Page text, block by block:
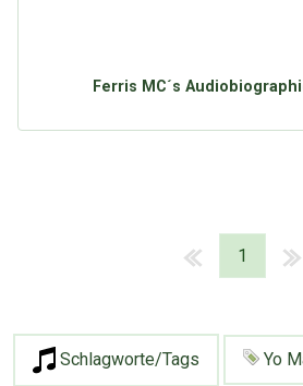
Ferris MC´s
1
Schlagworte/Tags Yo